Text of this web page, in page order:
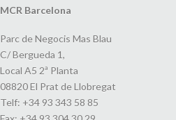
MCR Barcelona
Parc de Negocis Mas Blau
C/ Bergueda 1,
Local A5 2ª Planta
08820 El Prat de Llobregat
Telf: +34 93 343 58 85